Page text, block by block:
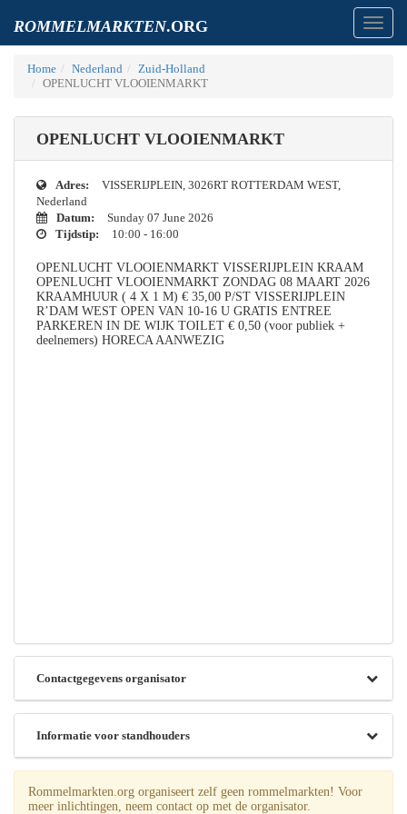
ROMMELMARKTEN.ORG
Home Nederland
Zuid-Holland
OPENLUCHT VLOOIENMARKT
OPENLUCHT VLOOIENMARKT
Adres:
VISSERIJPLEIN, 3026RT ROTTERDAM WEST,
Nederland
Datum:
Sunday 07 June 2026
Tijdstip:
10:00 - 16:00
OPENLUCHT VLOOIENMARKT VISSERIJPLEIN KRAAM
OPENLUCHT VLOOIENMARKT ZONDAG 08 MAART 2026
KRAAMHUUR ( 4 X 1 M) € 35,00 P/ST VISSERIJPLEIN
R’DAM WEST OPEN VAN 10-16 U GRATIS ENTREE
PARKEREN IN DE WIJK TOILET € 0,50 (voor publiek +
deelnemers) HORECA AANWEZIG
Contactgegevens organisator
Informatie voor standhouders
Rommelmarkten.org organiseert zelf geen rommelmarkten! Voor
meer inlichtingen, neem contact op met de organisator.